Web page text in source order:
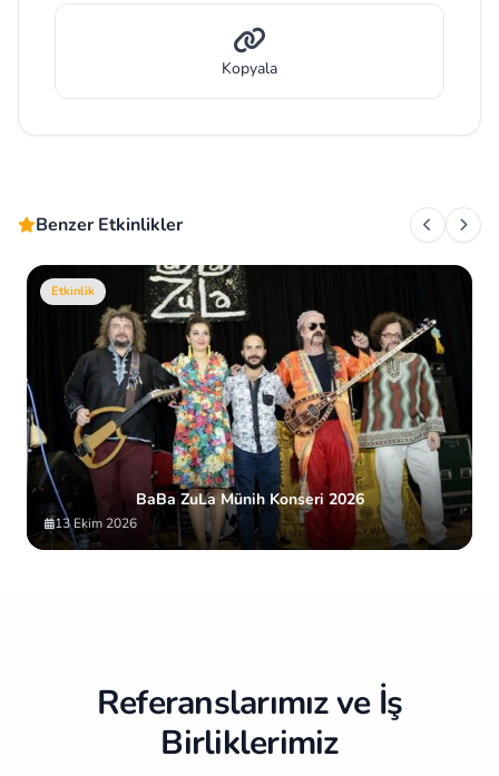
Kopyala
Benzer Etkinlikler
Etkinlik
BaBa ZuLa Münih Konseri 2026
13 Ekim 2026
Referanslarımız ve İş
Birliklerimiz